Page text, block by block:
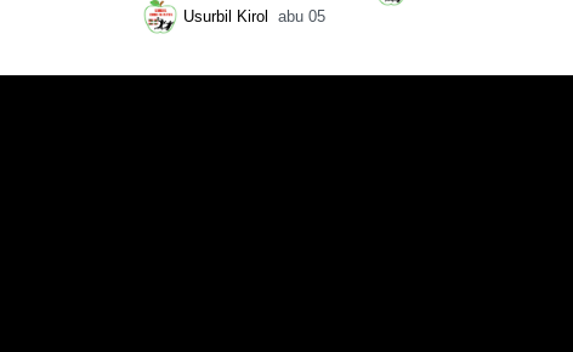
Usurbil Kirol abu 05